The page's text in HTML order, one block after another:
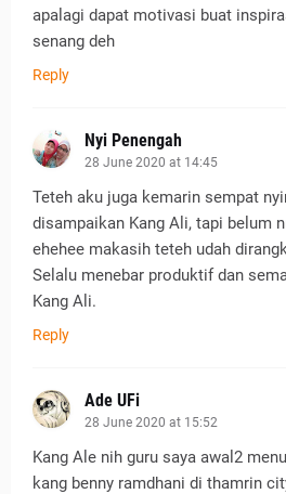
apalagi dapat motivasi buat
senang deh
Reply
Nyi Penengah
28 June 2020 at 14:45
Teteh aku juga kemarin sempat
disampaikan Kang Ali, tapi belum
ehehee makasih teteh udah
Selalu menebar produktif dan
Kang Ali.
Reply
Ade UFi
28 June 2020 at 15:52
Kang Ale nih guru saya awal2
kang benny ramdhani di thamrin